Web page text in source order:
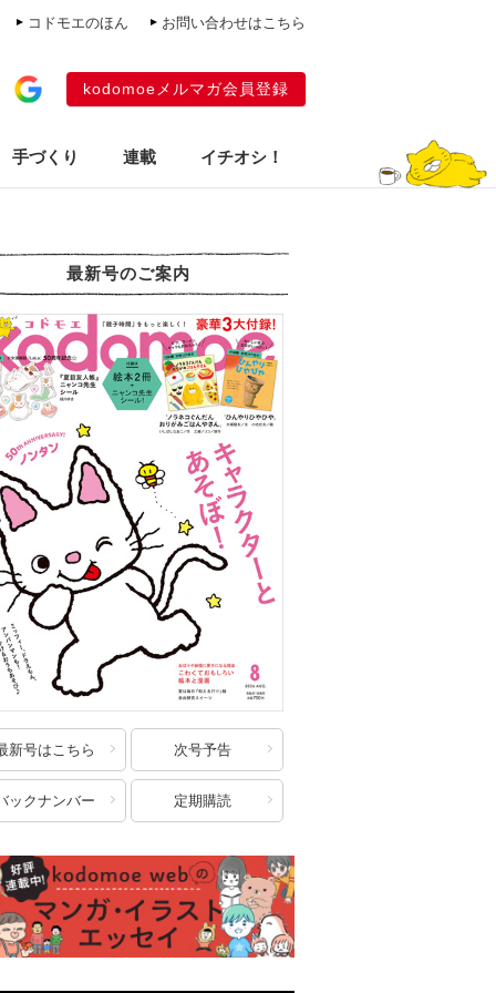
コドモエのほん お問い合わせはこちら
kodomoeメルマガ会員登録
手づくり 連載 イチオシ！
最新号のご案内
新号はこちら 次号予告
ックナンバー 定期購読